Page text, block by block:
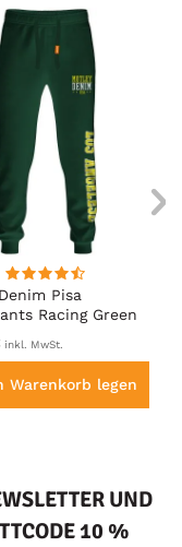
Pisa
Racing Green
inkl. MwSt.
Warenkorb legen
UND
10 %